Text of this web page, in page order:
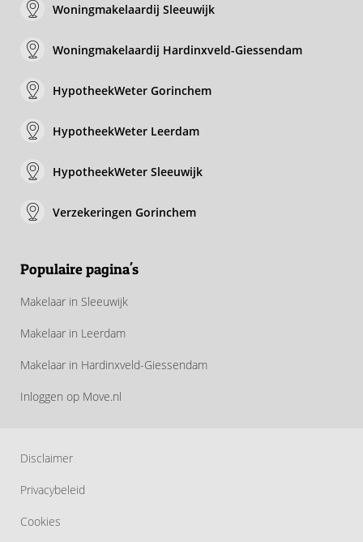
Woningmakelaardij Sleeuwijk
Woningmakelaardij Hardinxveld-Giessendam
HypotheekWeter Gorinchem
HypotheekWeter Leerdam
HypotheekWeter Sleeuwijk
Verzekeringen Gorinchem
Populaire pagina's
Makelaar in Sleeuwijk
Makelaar in Leerdam
Makelaar in Hardinxveld-Giessendam
Inloggen op Move.nl
Disclaimer
Privacybeleid
Cookies